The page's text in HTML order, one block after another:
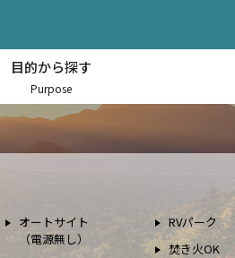
目的から探す
Purpose
オートサイト
（電源無し）
RVパーク
焚き火OK